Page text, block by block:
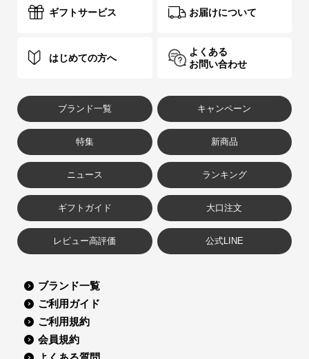
ギフトサービス お届けについて
はじめての方へ
よくある
お問い合わせ
ブランド一覧 キャンペーン
特集 新商品
ニュース ランキング
ギフトガイド 大口注文
レビュー高評価 公式LINE
ブランド一覧
ご利用ガイド
ご利用規約
会員規約